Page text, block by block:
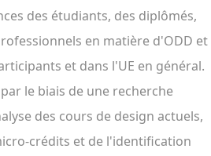
des étudiants, des diplômés,
en matière d'ODD et
et dans l'UE en général.
le biais de une recherche
des cours de design actuels,
crédits et de l'identification